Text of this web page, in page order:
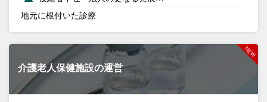
地元に根付いた診療
介護老人保健施設の運営